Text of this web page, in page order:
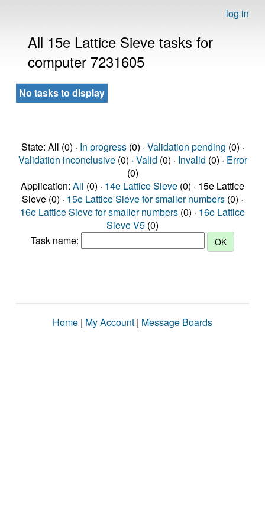
log in
All 15e Lattice Sieve tasks for
computer 7231605
No tasks to display
State: All (0) · In progress(0) · Validation pending (0) ·
Validation inconclusive(0) · Valid (0) · Invalid (0) · Error
(0)
Application: All (0) · 14e Lattice Sieve (0) · 15e Lattice
Sieve (0) · 15e Lattice Sieve for smaller numbers (0) ·
16e Lattice Sieve for smaller numbers (0) · 16e Lattice
Sieve V5 (0)
Task name:
Home | My Account | Message Boards